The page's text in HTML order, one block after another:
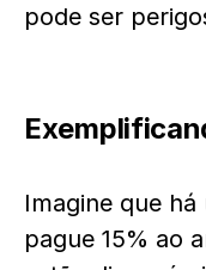
pode ser
Imagine que
pague 15% ao